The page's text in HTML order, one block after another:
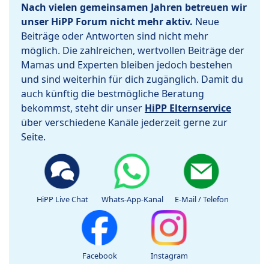
Nach vielen gemeinsamen Jahren betreuen wir
unser HiPP Forum nicht mehr aktiv. Neue
Beiträge oder Antworten sind nicht mehr
möglich. Die zahlreichen, wertvollen Beiträge der
Mamas und Experten bleiben jedoch bestehen
und sind weiterhin für dich zugänglich. Damit du
auch künftig die bestmögliche Beratung
bekommst, steht dir unser HiPP Elternservice
über verschiedene Kanäle jederzeit gerne zur
Seite.
HiPP Live Chat Whats-App-Kanal E-Mail / Telefon
Facebook Instagram